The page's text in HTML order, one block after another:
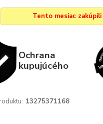
Tento mesiac zakúpili
Ochrana
kupujúcého
13275371168